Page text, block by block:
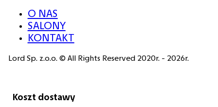
O NAS
SALONY
KONTAKT
Lord Sp. z.o.o. © All Rights Reserved 2020r. - 2026r.
Koszt dostawy